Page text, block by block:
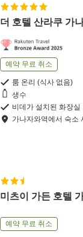
더 호텔 산라쿠 가
예약 무료 취소
룸 온리 (식사 없음)
생수
비데가 설치된 화장실
가나자와역에서 숙소
미츠이 가든 호텔
예약 무료 취소